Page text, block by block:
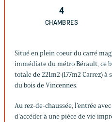
4
CHAMBRES
Situé en plein coeur du carré
immédiate du métro Bérault, ce
totale de 221m2 (177m2 Carrez)
du bois de Vincennes.
Au rez-de-chaussée, l’entrée
d’accéder à une pièce de vie